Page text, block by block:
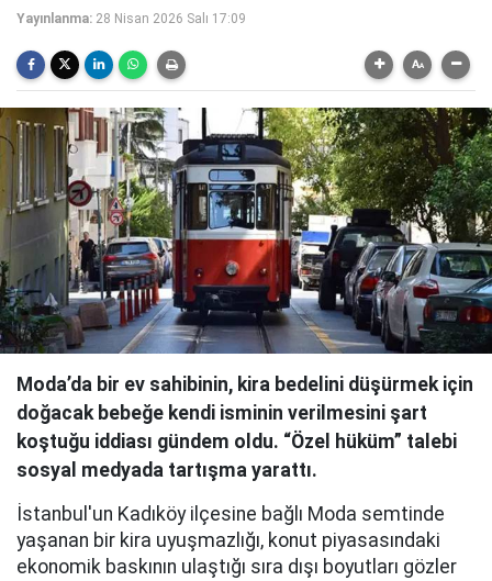
Yayınlanma: 28 Nisan 2026 Salı 17:09
Moda’da bir ev sahibinin, kira bedelini düşürmek için
doğacak bebeğe kendi isminin verilmesini şart
koştuğu iddiası gündem oldu. “Özel hüküm” talebi
sosyal medyada tartışma yarattı.
İstanbul'un Kadıköy ilçesine bağlı Moda semtinde
yaşanan bir kira uyuşmazlığı, konut piyasasındaki
ekonomik baskının ulaştığı sıra dışı boyutları gözler